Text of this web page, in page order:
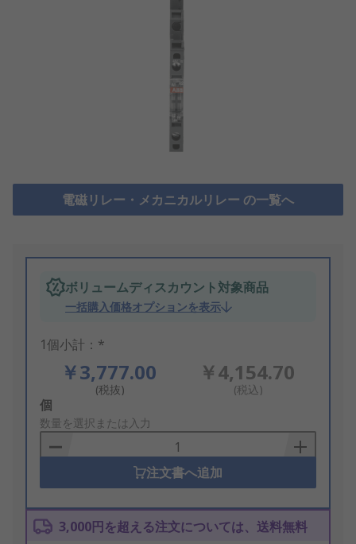
電磁リレー・メカニカルリレー の一覧へ
ボリュームディスカウント対象商品
一括購入価格オプションを表示
1個小計：*
￥3,777.00
(税抜)
￥4,154.70
(税込)
Add
to
Basket
個
数量を選択または入力
注文書へ追加
3,000円を超える注文については、送料無料